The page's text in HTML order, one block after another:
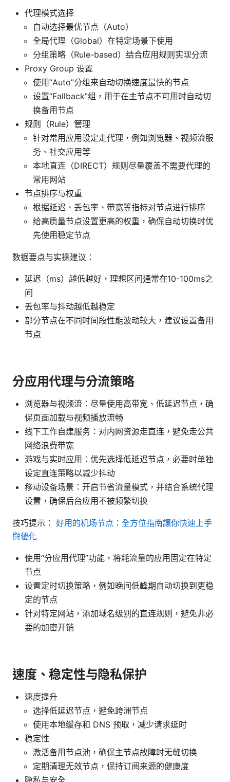
代理模式选择
自动选择最优节点（Auto）
全局代理（Global）在特定场景下使用
分组策略（Rule-based）结合应用规则实现分流
Proxy Group 设置
使用“Auto”分组来自动切换速度最快的节点
设置“Fallback”组，用于在主节点不可用时自动切
换备用节点
规则（Rule）管理
针对常用应用设定走代理，例如浏览器、视频流服
务、社交应用等
本地直连（DIRECT）规则尽量覆盖不需要代理的
常用网站
节点排序与权重
根据延迟、丢包率、带宽等指标对节点进行排序
给高质量节点设置更高的权重，确保自动切换时优
先使用稳定节点
数据要点与实操建议：
延迟（ms）越低越好，理想区间通常在10-100ms之
间
丢包率与抖动越低越稳定
部分节点在不同时间段性能波动较大，建议设置备用
节点
分应用代理与分流策略
浏览器与视频流：尽量使用高带宽、低延迟节点，确
保页面加载与视频播放流畅
线下工作自建服务：对内网资源走直连，避免走公共
网络浪费带宽
游戏与实时应用：优先选择低延迟节点，必要时单独
设定直连策略以减少抖动
移动设备场景：开启节省流量模式，并结合系统代理
设置，确保后台应用不被频繁切换
技巧提示： 好用的机场节点：全方位指南讓你快速上手
與優化
使用“分应用代理”功能，将耗流量的应用固定在特定
节点
设置定时切换策略，例如晚间低峰期自动切换到更稳
定的节点
针对特定网站，添加域名级别的直连规则，避免非必
要的加密开销
速度、稳定性与隐私保护
速度提升
选择低延迟节点，避免跨洲节点
使用本地缓存和 DNS 预取，减少请求延时
稳定性
激活备用节点池，确保主节点故障时无缝切换
定期清理无效节点，保持订阅来源的健康度
隐私与安全